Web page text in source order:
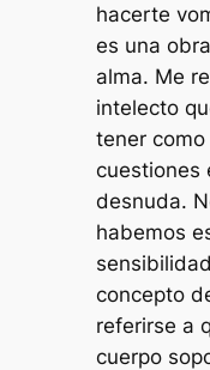
hacerte
es una
alma. Me
intelecto
tener
cuestiones
desnuda.
habemos
concepto
referirse a
cuerpo